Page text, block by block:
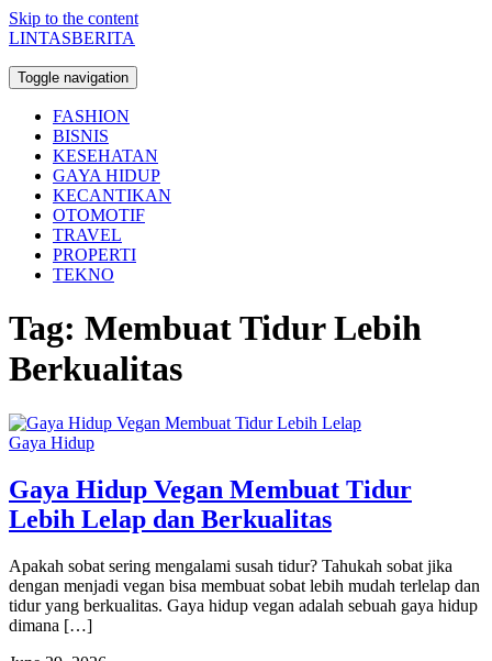
Skip to the content
LINTASBERITA
Toggle navigation
FASHION
BISNIS
KESEHATAN
GAYA HIDUP
KECANTIKAN
OTOMOTIF
TRAVEL
PROPERTI
TEKNO
Tag: Membuat Tidur Lebih
Berkualitas
Gaya Hidup
Gaya Hidup Vegan Membuat Tidur
Lebih Lelap dan Berkualitas
Apakah sobat sering mengalami susah tidur? Tahukah sobat jika
dengan menjadi vegan bisa membuat sobat lebih mudah terlelap dan
tidur yang berkualitas. Gaya hidup vegan adalah sebuah gaya hidup
dimana […]